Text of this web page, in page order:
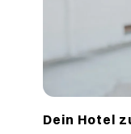
Dein Hotel